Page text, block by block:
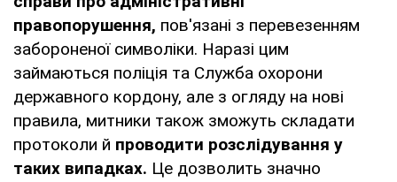
правопорушення, пов'язані з перевезенням
забороненої символіки. Наразі цим
займаються поліція та Служба охорони
державного кордону, але з огляду на нові
правила, митники також зможуть складати
протоколи й проводити розслідування у
таких випадках. Це дозволить значно